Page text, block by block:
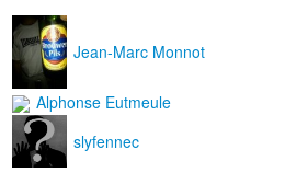
Jean-Marc Monnot
Alphonse Eutmeule
slyfennec